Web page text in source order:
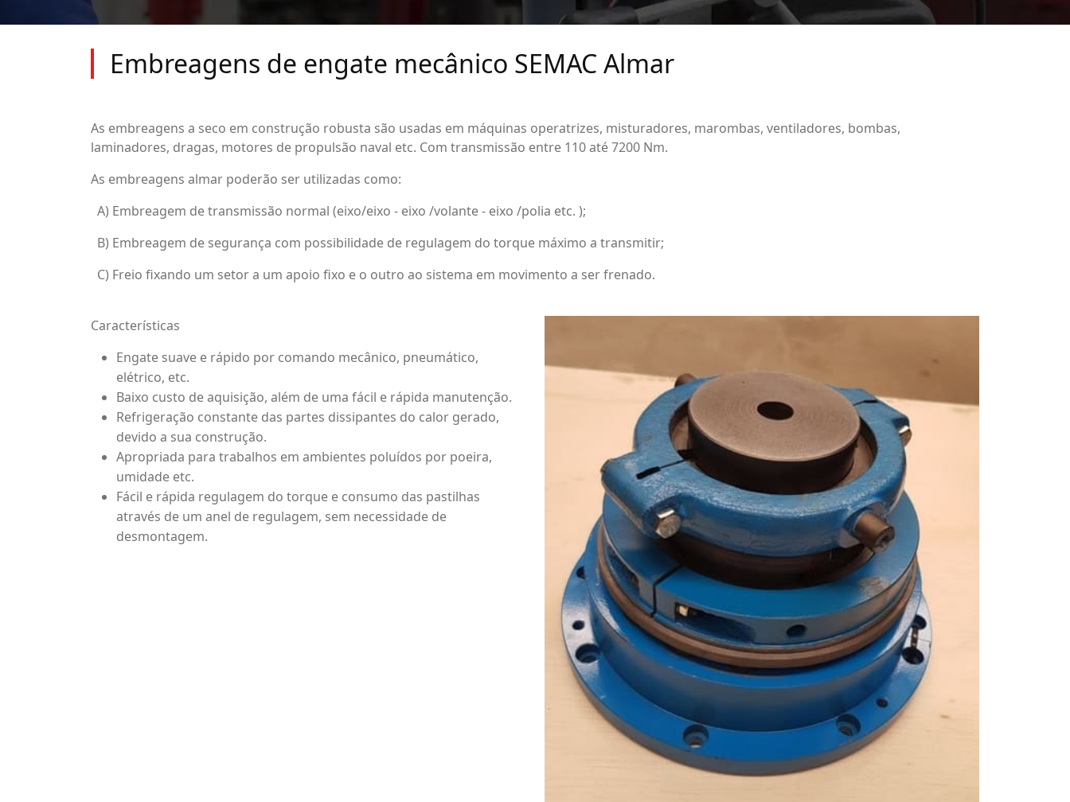
Embreagens de engate mecânico SEMAC Almar
As embreagens a seco em construção robusta são usadas em máquinas operatrizes, misturadores, marombas, ventiladores, bombas,
laminadores, dragas, motores de propulsão naval etc. Com transmissão entre 110 até 7200 Nm.
As embreagens almar poderão ser utilizadas como:
A) Embreagem de transmissão normal (eixo/eixo - eixo /volante - eixo /polia etc. );
B) Embreagem de segurança com possibilidade de regulagem do torque máximo a transmitir;
C) Freio fixando um setor a um apoio fixo e o outro ao sistema em movimento a ser frenado.
Características
Engate suave e rápido por comando mecânico, pneumático,
elétrico, etc.
Baixo custo de aquisição, além de uma fácil e rápida manutenção.
Refrigeração constante das partes dissipantes do calor gerado,
devido a sua construção.
Apropriada para trabalhos em ambientes poluídos por poeira,
umidade etc.
Fácil e rápida regulagem do torque e consumo das pastilhas
através de um anel de regulagem, sem necessidade de
desmontagem.